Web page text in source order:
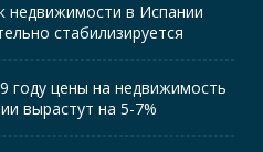
недвижимости в Испании
стабилизируется
году цены на недвижимость
вырастут на 5-7%